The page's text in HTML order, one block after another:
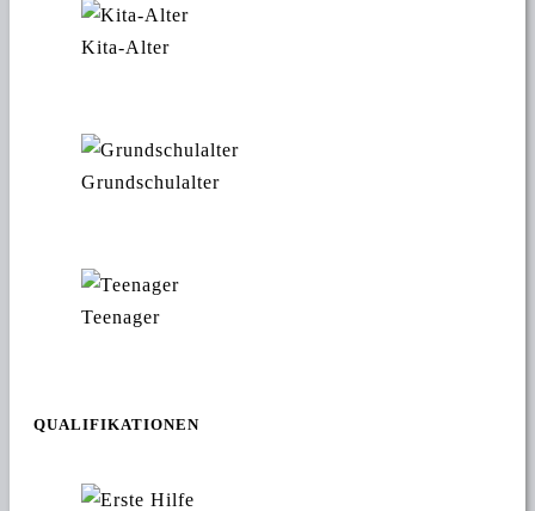
Kita-Alter
Grundschulalter
Teenager
QUALIFIKATIONEN